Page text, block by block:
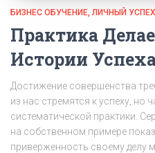
БИЗНЕС ОБУЧЕНИЕ ЛИЧНЫЙ УСПЕХ
Практика
Истории
Достижение совершенства
из нас стремятся к успеху,
систематической практики.
на собственном примере
приверженность своему делу